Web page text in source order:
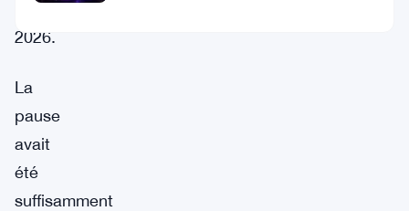
2026.
La
pause
avait
été
suffisamment